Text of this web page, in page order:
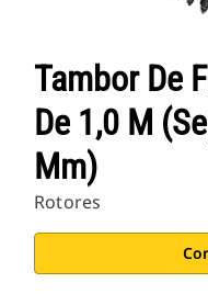
Tambor De
De 1,0 M
Mm)
Rotores